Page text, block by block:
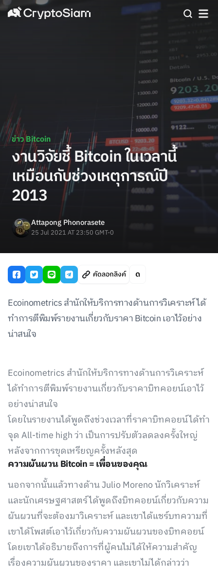
ข่าว Bitcoin
งานวิจัยชี้ Bitcoin ในเวลานี้
เหมือนกับช่วงเหตุการณ์ปี
2013
Attapong Phonorasete
25 Jul 2021 AT 23:50 GMT-0
คัดลอกลิงค์
Ecoinometrics สำนักให้บริการทางด้านการวิเคราะห์ได้
ทำการตีพิมพ์รายงานเกี่ยวกับราคา Bitcoin เอาไว้อย่าง
น่าสนใจ
Ecoinometrics สำนักให้บริการทางด้านการวิเคราะห์
ได้ทำการตีพิมพ์รายงานเกี่ยวกับราคาบิทคอยน์เอาไว้
อย่างน่าสนใจ
โดยในรายงานได้พูดถึงช่วงเวลาที่ราคาบิทคอยน์ได้ทำ
จุด All-time high ว่า เป็นการปรับตัวลดลงครั้งใหญ่
หลังจากการขุดเหรียญครั้งหลังสุด
ความผันผวน Bitcoin = เพื่อนของคุณ
นอกจากนั้นแล้วทางด้าน Julio Moreno นักวิเคราะห์
และนักเศรษฐศาสตร์ได้พูดถึงบิทคอยน์เกี่ยวกับความ
ผันผวนที่จะต้องมาวิเคราะห์ และเขาได้แชร์บทความที่
เขาได้โพสต์เอาไว้เกี่ยวกับความผันผวนของบิทคอยน์
โดยเขาได้อธิบายถึงการที่ผู้คนไม่ได้ให้ความสำคัญ
เรื่องความผันผวนของราคา และเขาไม่ได้กล่าวว่า